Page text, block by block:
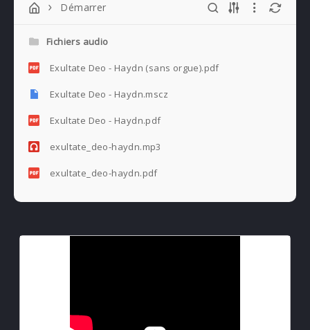
Démarrer
Fichiers audio
Exultate Deo - Haydn (sans orgue).pdf
Exultate Deo - Haydn.mscz
Exultate Deo - Haydn.pdf
exultate_deo-haydn.mp3
exultate_deo-haydn.pdf